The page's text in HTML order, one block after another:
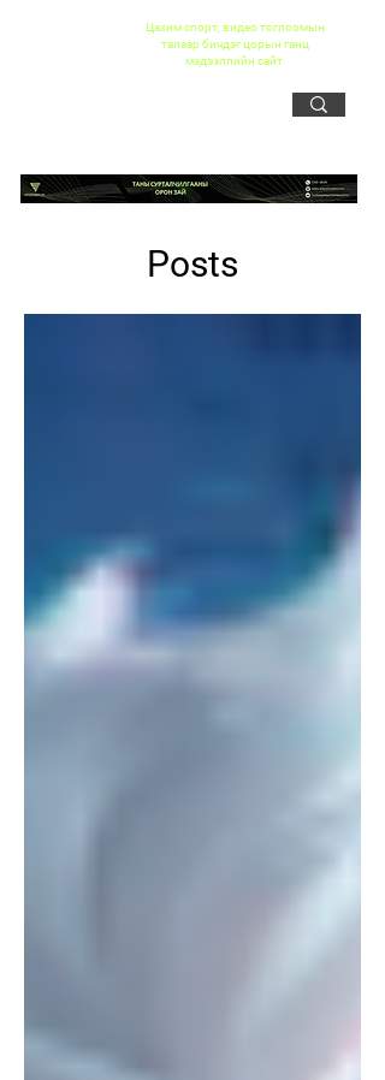
Цахим спорт, видео тоглоомын
талаар бичдэг цорын ганц
мэдээллийн сайт
Posts